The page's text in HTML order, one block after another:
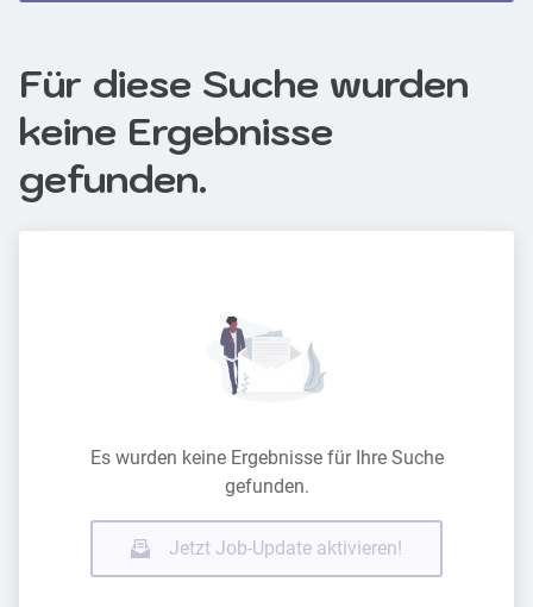
Für diese Suche wurden
keine Ergebnisse
gefunden.
Es wurden keine Ergebnisse für Ihre Suche
gefunden.
Jetzt Job-Update aktivieren!